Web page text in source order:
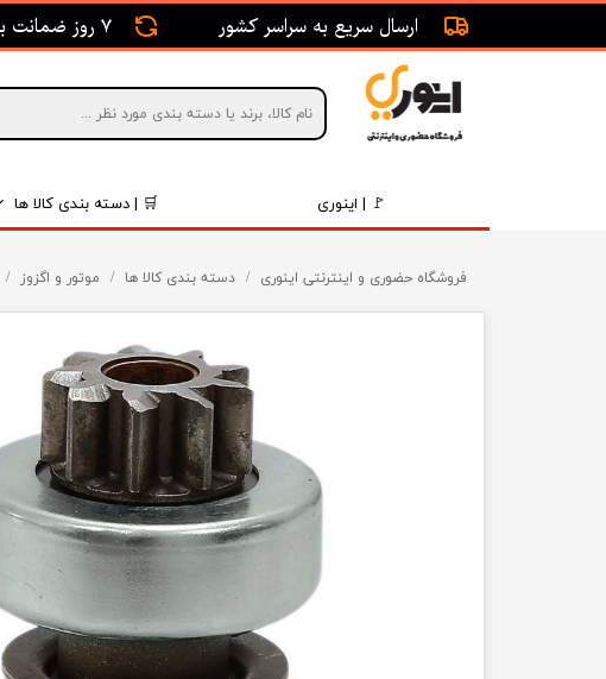
🚩 | اینوری 🛒 | دسته بندی کالا ها
قطعات بدنه
موتور و اگزوز
برقی و الکتریکی
رینگ و لاستیک
روغن و فیلتر
قطعات داخلی
انتقال قدرت
فرمان، جلوبندی و ترمز
لوازم جانبی و اسپرت
ارسال سریع به سراسر کشور 7 روز ضمانت بازگشت
فروشگاه حضوری و اینترنتی اینوری دسته بندی کالا ها موتور و اگزوز